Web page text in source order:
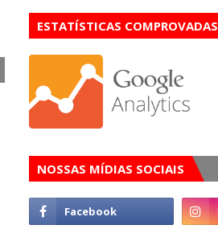
ESTATÍSTICAS COMPROVADAS
NOSSAS MÍDIAS SOCIAIS